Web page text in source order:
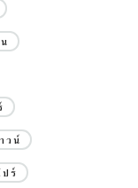
วน์
ปร์